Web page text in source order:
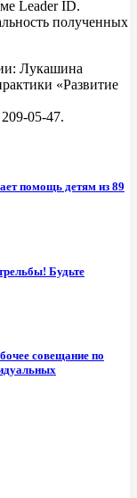
Leader ID.
полученных
Лукашина
«Развитие
05-47.
помощь детям из 89
Будьте
совещание по